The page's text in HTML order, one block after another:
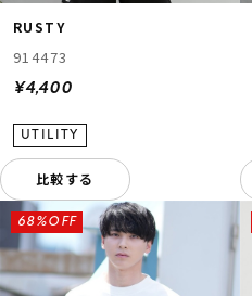
RUSTY
914473
¥4,400
比較する
68%OFF